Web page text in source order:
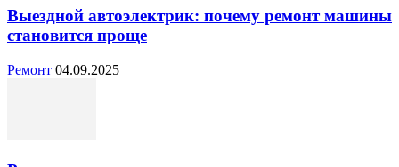
Выездной автоэлектрик: почему ремонт машины
становится проще
Ремонт 04.09.2025